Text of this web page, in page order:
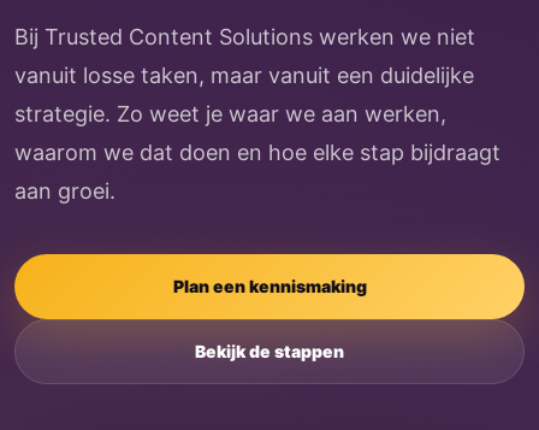
Bij Trusted Content Solutions werken we niet
vanuit losse taken, maar vanuit een duidelijke
strategie. Zo weet je waar we aan werken,
waarom we dat doen en hoe elke stap bijdraagt
aan groei.
Plan een kennismaking
Bekijk de stappen